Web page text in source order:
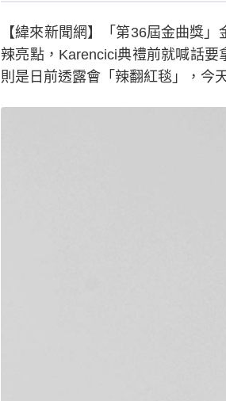
【緯來新聞網】「第36屆金曲獎
辣亮點，Karencici典禮前就喊話
則是日前透露會「辣翻紅毯」，今